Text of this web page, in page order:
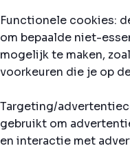
Functionele cookies:
om bepaalde niet-
mogelijk te maken,
voorkeuren die je op
Targeting/
gebruikt om
en interactie met